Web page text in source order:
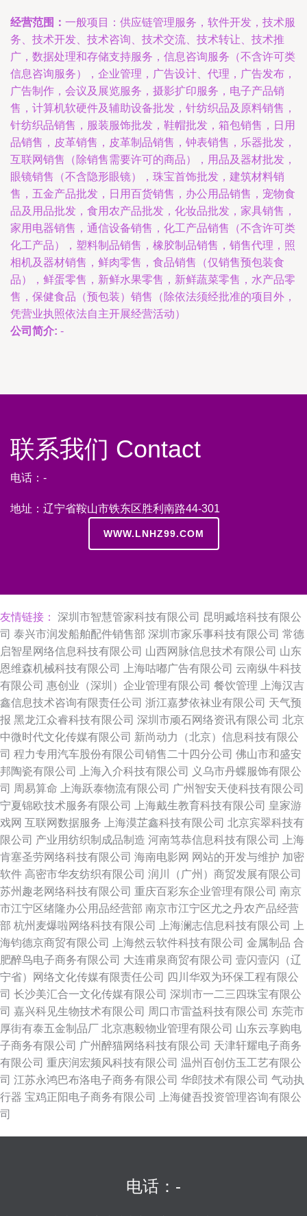
经营范围： 一般项目：供应链管理服务，软件开发，技术服
务、技术开发、技术咨询、技术交流、技术转让、技术推
广，数据处理和存储支持服务，信息咨询服务（不含许可类
信息咨询服务），企业管理，广告设计、代理，广告发布，
广告制作，会议及展览服务，摄影扩印服务，电子产品销
售，计算机软硬件及辅助设备批发，针纺织品及原料销售，
针纺织品销售，服装服饰批发，鞋帽批发，箱包销售，日用
品销售，皮革销售，皮革制品销售，钟表销售，乐器批发，
互联网销售（除销售需要许可的商品），用品及器材批发，
眼镜销售（不含隐形眼镜），珠宝首饰批发，建筑材料销
售，五金产品批发，日用百货销售，办公用品销售，宠物食
品及用品批发，食用农产品批发，化妆品批发，家具销售，
家用电器销售，通信设备销售，化工产品销售（不含许可类
化工产品），塑料制品销售，橡胶制品销售，销售代理，照
相机及器材销售，鲜肉零售，食品销售（仅销售预包装食
品），鲜蛋零售，新鲜水果零售，新鲜蔬菜零售，水产品零
售，保健食品（预包装）销售（除依法须经批准的项目外，
凭营业执照依法自主开展经营活动）
公司简介: -
联系我们 Contact
电话：-
地址：辽宁省鞍山市铁东区胜利南路44-301
WWW.LNHZ99.COM
友情链接： 深圳市智慧管家科技有限公司 昆明臧培科技有限公
司 泰兴市润发船舶配件销售部 深圳市家乐事科技有限公司 常德
启智星网络信息科技有限公司 山西网脉信息技术有限公司 山东
恩维森机械科技有限公司
上海咕嘟广告有限公司 云南纵牛科技
有限公司 惠创业（深圳）企业管理有限公司 餐饮管理
上海汉吉
鑫信息技术咨询有限责任公司 浙江嘉梦依袜业有限公司 天气预
报 黑龙江众睿科技有限公司 深圳市顽石网络资讯有限公司 北京
中微时代文化传媒有限公司 新尚动力（北京）信息科技有限公
司 程力专用汽车股份有限公司销售二十四分公司 佛山市和盛安
邦陶瓷有限公司
上海入介科技有限公司
义乌市丹蝶服饰有限公
司 周易算命 上海跃泰物流有限公司 广州智安天使科技有限公司
宁夏锦欧技术服务有限公司
上海戴生教育科技有限公司 皇家游
戏网 互联网数据服务 上海漠芷鑫科技有限公司 北京宾翠科技有
限公司 产业用纺织制成品制造 河南笃恭信息科技有限公司
上海
肯塞圣劳网络科技有限公司 海南电影网 网站的开发与维护 加密
软件 高密市华友纺织有限公司 润川（广州）商贸发展有限公司
苏州趣老网络科技有限公司 重庆百彩东企业管理有限公司 南京
市江宁区绪隆办公用品经营部 南京市江宁区尤之丹农产品经营
部 杭州麦爆啦网络科技有限公司 上海澜志信息科技有限公司
上
海钧德京商贸有限公司
上海然云软件科技有限公司 金属制品 合
肥醉鸟电子商务有限公司 大连甫泉商贸有限公司 壹闪壹闪（辽
宁省）网络文化传媒有限责任公司
四川华双为环保工程有限公
司 长沙美汇合一文化传媒有限公司 深圳市一二三四珠宝有限公
司 嘉兴科见生物技术有限公司 周口市雷益科技有限公司 东莞市
厚街有泰五金制品厂 北京惠毅物业管理有限公司 山东云享购电
子商务有限公司 广州醉猫网络科技有限公司 天津轩耀电子商务
有限公司 重庆润宏频风科技有限公司 温州百创仿玉工艺有限公
司 江苏永鸿巴布洛电子商务有限公司 华郎技术有限公司 气动执
行器 宝鸡正阳电子商务有限公司
上海健吾投资管理咨询有限公
司
电话：-